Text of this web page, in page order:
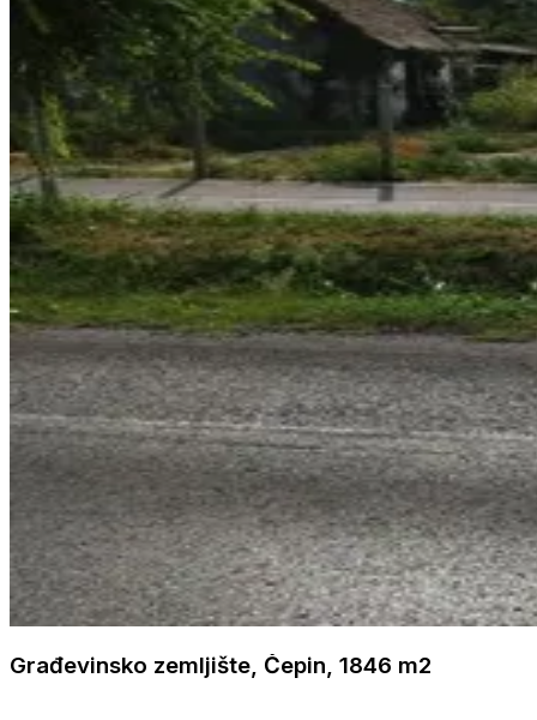
Građevinsko zemljište, Čepin, 1846 m2